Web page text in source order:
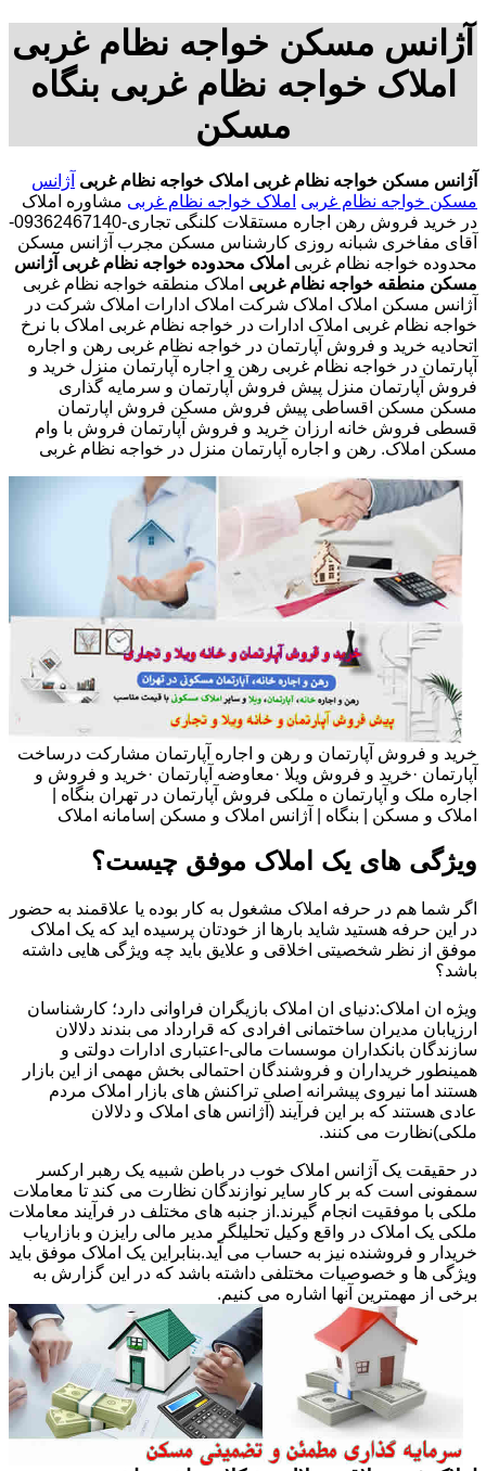
آژانس مسکن خواجه نظام غربی
املاک خواجه نظام غربی بنگاه
مسکن
آژانس مسکن خواجه نظام غربی املاک خواجه نظام غربی آژانس
مسکن خواجه نظام غربی املاک خواجه نظام غربی مشاوره املاک
در خرید فروش رهن اجاره مستقلات کلنگی تجاری-09362467140-
آقای مفاخری شبانه روزی کارشناس مسکن مجرب آژانس مسکن
محدوده خواجه نظام غربی املاک محدوده خواجه نظام غربی آژانس
مسکن منطقه خواجه نظام غربی املاک منطقه خواجه نظام غربی
آژانس مسکن املاک املاک شرکت املاک ادارات املاک شرکت در
خواجه نظام غربی املاک ادارات در خواجه نظام غربی املاک با نرخ
اتحادیه خرید و فروش آپارتمان در خواجه نظام غربی رهن و اجاره
آپارتمان در خواجه نظام غربی رهن و اجاره آپارتمان منزل خرید و
فروش آپارتمان منزل پیش فروش آپارتمان و سرمایه گذاری
مسکن مسکن اقساطی پیش فروش مسکن فروش اپارتمان
قسطی فروش خانه ارزان خرید و فروش آپارتمان فروش با وام
مسکن املاک. رهن و اجاره آپارتمان منزل در خواجه نظام غربی
خرید و فروش آپارتمان و رهن و اجاره آپارتمان مشارکت درساخت
آپارتمان ·خرید و فروش ویلا ·معاوضه آپارتمان ·خرید و فروش و
اجاره ملک و آپارتمان ه ملکی فروش آپارتمان در تهران بنگاه |
املاک و مسکن | بنگاه | آژانس املاک و مسکن |سامانه املاک
ویژگی های یک املاک موفق چیست؟
اگر شما هم در حرفه املاک مشغول به کار بوده یا علاقمند به حضور
در این حرفه هستید شاید بارها از خودتان پرسیده اید که یک املاک
موفق از نظر شخصیتی اخلاقی و علایق باید چه ویژگی هایی داشته
باشد؟
ویژه ان املاک:دنیای ان املاک بازیگران فراوانی دارد؛ کارشناسان
ارزیابان مدیران ساختمانی افرادی که قرارداد می بندند دلالان
سازندگان بانکداران موسسات مالی-اعتباری ادارات دولتی و
همینطور خریداران و فروشندگان احتمالی بخش مهمی از این بازار
هستند اما نیروی پیشرانه اصلی تراکنش های بازار املاک مردم
عادی هستند که بر این فرآیند (آژانس های املاک و دلالان
ملکی)نظارت می کنند.
در حقیقت یک آژانس املاک خوب در باطن شبیه یک رهبر ارکسر
سمفونی است که بر کار سایر نوازندگان نظارت می کند تا معاملات
ملکی با موفقیت انجام گیرند.از جنبه های مختلف در فرآیند معاملات
ملکی یک املاک در واقع وکیل تحلیلگر مدیر مالی رایزن و بازاریاب
خریدار و فروشنده نیز به حساب می آید.بنابراین یک املاک موفق باید
ویژگی ها و خصوصیات مختلفی داشته باشد که در این گزارش به
برخی از مهمترین آنها اشاره می کنیم.